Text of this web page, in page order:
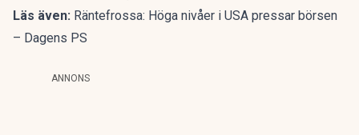
Läs även: Räntefrossa: Höga nivåer i USA pressar börsen
– Dagens PS
ANNONS